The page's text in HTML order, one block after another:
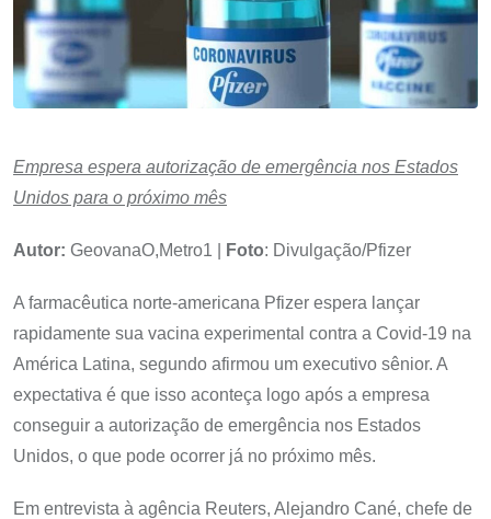
Empresa espera autorização de emergência nos Estados
Unidos para o próximo mês
Autor: GeovanaO,Metro1 | Foto: Divulgação/Pfizer
A farmacêutica norte-americana Pfizer espera lançar
rapidamente sua vacina experimental contra a Covid-19 na
América Latina, segundo afirmou um executivo sênior. A
expectativa é que isso aconteça logo após a empresa
conseguir a autorização de emergência nos Estados
Unidos, o que pode ocorrer já no próximo mês.
Em entrevista à agência Reuters, Alejandro Cané, chefe de